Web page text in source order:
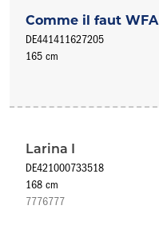
Comme il faut WFA
DE441411627205
165 cm
Larina I
DE421000733518
168 cm
7776777